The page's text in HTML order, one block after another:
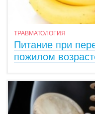
ТРАВМАТОЛОГИЯ
Питание при
пожилом